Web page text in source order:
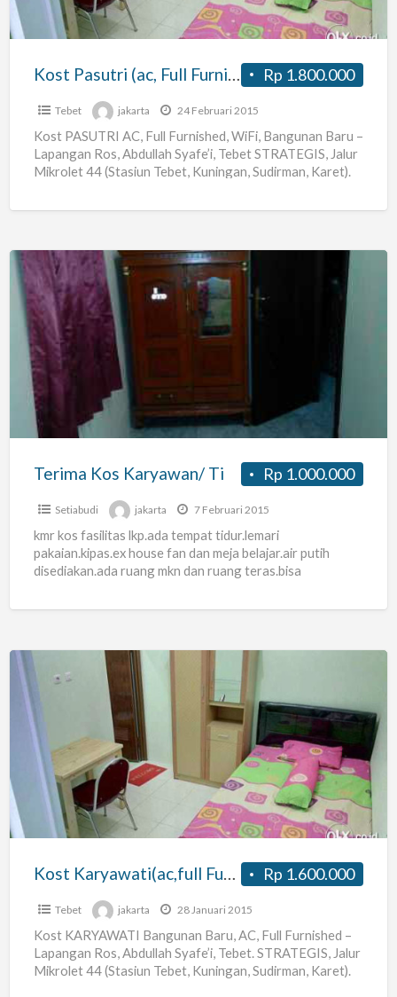
Lapros
Tebet
Rp 1.800.000
Kost Pasutri (ac, Full Furnished) Lapros Tebet
Tebet jakarta 24 Februari 2015
Kost PASUTRI AC, Full Furnished, WiFi, Bangunan Baru –
Lapangan Ros, Abdullah Syafe’i, Tebet STRATEGIS, Jalur
Mikrolet 44 (Stasiun Tebet, Kuningan, Sudirman, Karet).
Terima
Kos
Karyawan/
Rp 1.000.000
Terima Kos Karyawan/ Ti
Setiabudi jakarta 7 Februari 2015
kmr kos fasilitas lkp.ada tempat tidur.lemari
pakaian.kipas.ex house fan dan meja belajar.air putih
disediakan.ada ruang mkn dan ruang teras.bisa
alamat[…]
Kost
Karyawati(ac,full
Furnished,bisa
Ber2)lapros
Tebet
Rp 1.600.000
Kost Karyawati(ac,full Furnished,bisa Ber2)lapros Tebet
Tebet jakarta 28 Januari 2015
Kost KARYAWATI Bangunan Baru, AC, Full Furnished –
Lapangan Ros, Abdullah Syafe’i, Tebet. STRATEGIS, Jalur
Mikrolet 44 (Stasiun Tebet, Kuningan, Sudirman, Karet).